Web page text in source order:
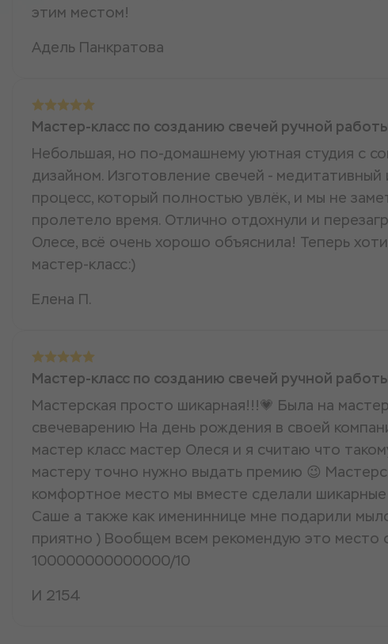
этим местом!
Адель Панкратова
Мастер-класс по созданию свечей ручной
Небольшая, но по-домашнему уютная студия с
дизайном. Изготовление свечей - медитативный
процесс, который полностью увлёк, и мы не
пролетело время. Отлично отдохнули и
Олесе, всё очень хорошо объяснила! Теперь
мастер-класс:)
Елена П.
Мастер-класс по созданию свечей ручной
Мастерская просто шикарная!!!💗 Была на
свечеварению На день рождения в своей
мастер класс мастер Олеся и я считаю что
мастеру точно нужно выдать премию 😉
комфортное место мы вместе сделали шикарные
Саше а также как имениннице мне подарили
приятно ) Вообщем всем рекомендую это место
100000000000000/10
И 2154